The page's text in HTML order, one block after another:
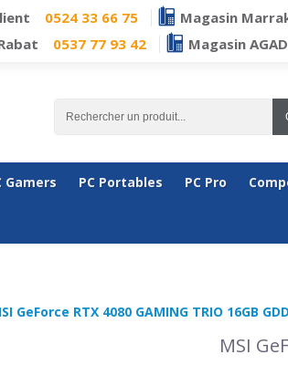
0524 33 66 75 Magasin
0537 77 93 42 Magasin
Gamers PC Portables PC Pro
GeForce RTX 4080 GAMING TRIO 16GB
MSI